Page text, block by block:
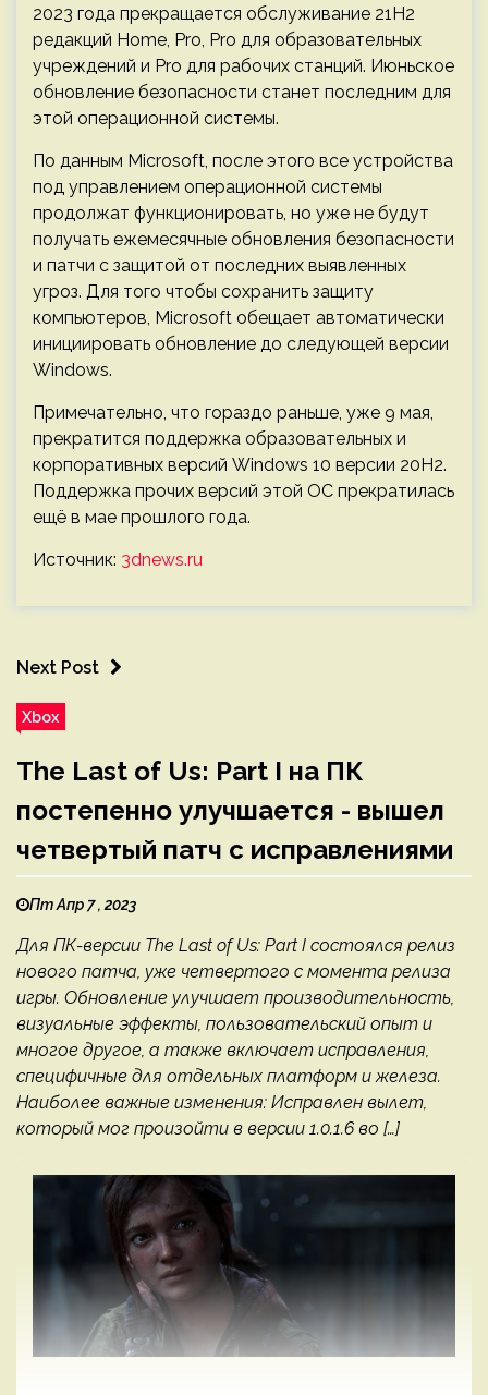
2023 года прекращается обслуживание 21H2
редакций Home, Pro, Pro для образовательных
учреждений и Pro для рабочих станций. Июньское
обновление безопасности станет последним для
этой операционной системы.
По данным Microsoft, после этого все устройства
под управлением операционной системы
продолжат функционировать, но уже не будут
получать ежемесячные обновления безопасности
и патчи с защитой от последних выявленных
угроз. Для того чтобы сохранить защиту
компьютеров, Microsoft обещает автоматически
инициировать обновление до следующей версии
Windows.
Примечательно, что гораздо раньше, уже 9 мая,
прекратится поддержка образовательных и
корпоративных версий Windows 10 версии 20H2.
Поддержка прочих версий этой ОС прекратилась
ещё в мае прошлого года.
Источник: 3dnews.ru
Next Post
Xbox
The Last of Us: Part I на ПК
постепенно улучшается - вышел
четвертый патч с исправлениями
Пт Апр 7 , 2023
Для ПК-версии The Last of Us: Part I состоялся релиз
нового патча, уже четвертого с момента релиза
игры. Обновление улучшает производительность,
визуальные эффекты, пользовательский опыт и
многое другое, а также включает исправления,
специфичные для отдельных платформ и железа.
Наиболее важные изменения: Исправлен вылет,
который мог произойти в версии 1.0.1.6 во […]